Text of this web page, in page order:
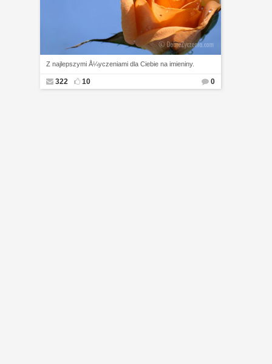
Z najlepszymi Å¼yczeniami dla Ciebie na imieniny.
322 10 0